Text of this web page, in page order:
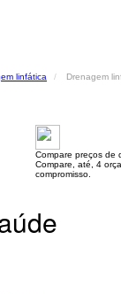
linfática Drenagem
Compare preços de
Compare, até, 4
compromisso.